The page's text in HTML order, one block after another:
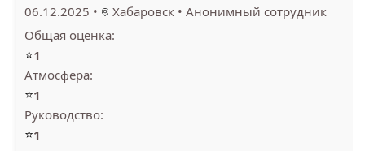
06.12.2025 • Хабаровск • Анонимный сотрудник
Общая оценка:
⭐1
Атмосфера:
⭐1
Руководство:
⭐1